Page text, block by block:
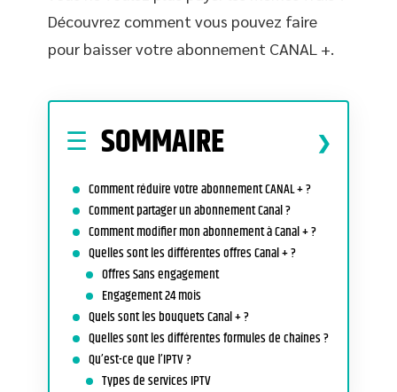
Découvrez comment vous pouvez faire
pour baisser votre abonnement CANAL +.
SOMMAIRE
Comment réduire votre abonnement CANAL + ?
Comment partager un abonnement Canal ?
Comment modifier mon abonnement à Canal + ?
Quelles sont les différentes offres Canal + ?
Offres Sans engagement
Engagement 24 mois
Quels sont les bouquets Canal + ?
Quelles sont les différentes formules de chaînes ?
Qu’est-ce que l’IPTV ?
Types de services IPTV